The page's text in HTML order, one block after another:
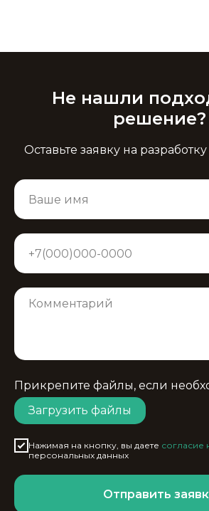
Не нашли
решение?
Оставьте заявку на
Прикрепите файлы, если
Загрузить файлы
Нажимая на кнопку, вы даете согласие
персональных данных
Отправить